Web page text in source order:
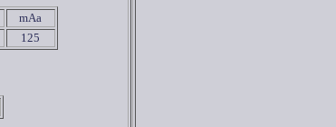
mAa
125